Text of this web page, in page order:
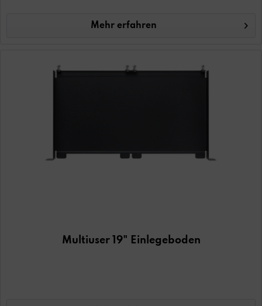
Mehr erfahren
Multiuser 19" Einlegeboden